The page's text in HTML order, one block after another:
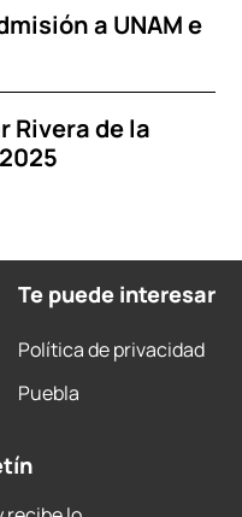
a UNAM e
Rivera de la
Te puede interesar
Política de privacidad
Puebla